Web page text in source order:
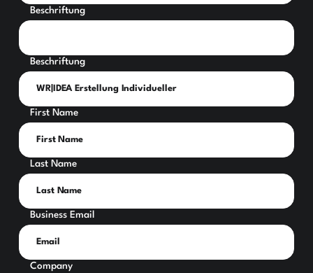
Beschriftung
Beschriftung
First Name
Last Name
Business Email
Company